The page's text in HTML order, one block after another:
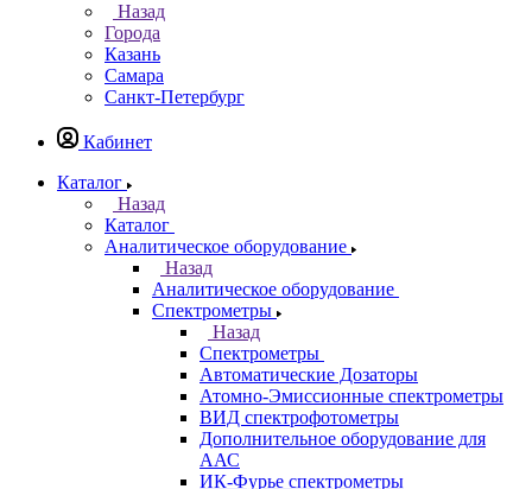
Назад
Города
Казань
Самара
Санкт-Петербург
Кабинет
Каталог
Назад
Каталог
Аналитическое оборудование
Назад
Аналитическое оборудование
Спектрометры
Назад
Спектрометры
Автоматические Дозаторы
Атомно-Эмиссионные спектрометры
ВИД спектрофотометры
Дополнительное оборудование для
ААС
ИК-Фурье спектрометры